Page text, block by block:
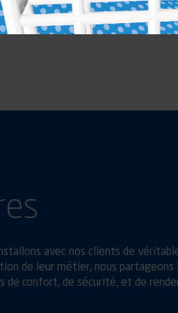
avec nos clients de
de leur métier, nous
de confort, de sécurité, et de